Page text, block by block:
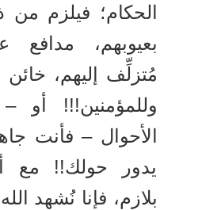
الحكام؛ فيلزم
بعيوبهم، مدافع
مُتزلِّف إليهم، خائن
وللمؤمنين!!!
الأحوال – فأنت
يدور حولك!! مع
بلازم، فإنا نُشهد